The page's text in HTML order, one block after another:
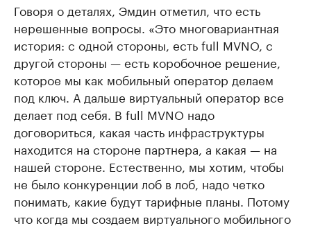
Говоря о деталях, Эмдин отметил, что есть
нерешенные вопросы. «Это многовариантная
история: с одной стороны, есть full MVNO, с
другой стороны — есть коробочное решение,
которое мы как мобильный оператор делаем
под ключ. А дальше виртуальный оператор все
делает под себя. В full MVNO надо
договориться, какая часть инфраструктуры
находится на стороне партнера, а какая — на
нашей стороне. Естественно, мы хотим, чтобы
не было конкуренции лоб в лоб, надо четко
понимать, какие будут тарифные планы. Потому
что когда мы создаем виртуального мобильного